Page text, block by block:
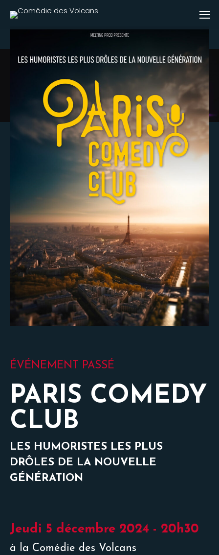
ÉVÉNEMENT PASSÉ
PARIS COMEDY
CLUB
LES HUMORISTES LES PLUS
DRÔLES DE LA NOUVELLE
GÉNÉRATION
Jeudi 5 décembre 2024 - 20h30
à la Comédie des Volcans